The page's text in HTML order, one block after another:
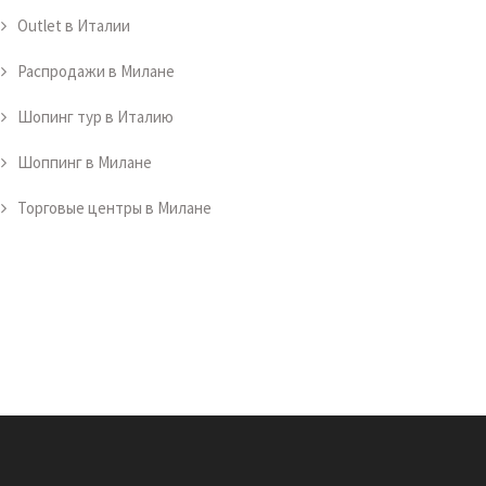
Outlet в Италии
Распродажи в Милане
Шопинг тур в Италию
Шоппинг в Милане
Торговые центры в Милане